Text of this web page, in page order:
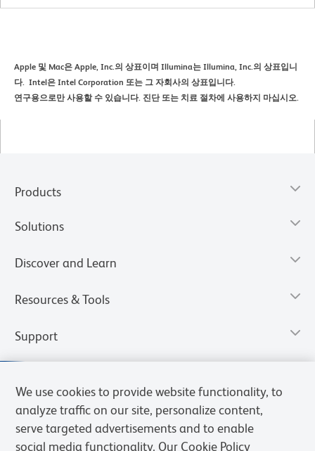
Apple 및 Mac은 Apple, Inc.의 상표이며 Illumina는 Illumina, Inc.의 상표입니
다. Intel은 Intel Corporation 또는 그 자회사의 상표입니다.
연구용으로만 사용할 수 있습니다. 진단 또는 치료 절차에 사용하지 마십시오.
Products
Solutions
Discover and Learn
Resources & Tools
Support
We use cookies to provide website functionality, to
analyze traffic on our site, personalize content,
serve targeted advertisements and to enable
social media functionality. Our Cookie Policy